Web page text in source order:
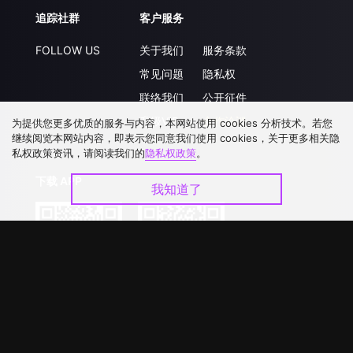
追踪社群
FOLLOW US
客户服务
关于我们
常见问题
联络我们
升级VIP
服务条款
隐私权
公开征件
合作洽談
为提供您更多优质的服务与内容，本网站使用 cookies 分析技术。若您
继续阅览本网站内容，即表示您同意我们使用 cookies，关于更多相关隐
私权政策资讯，请阅读我们的隐私权政策。
我知道了